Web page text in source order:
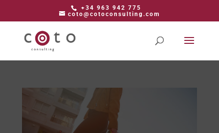
+34 963 942 775
coto@cotoconsulting.com